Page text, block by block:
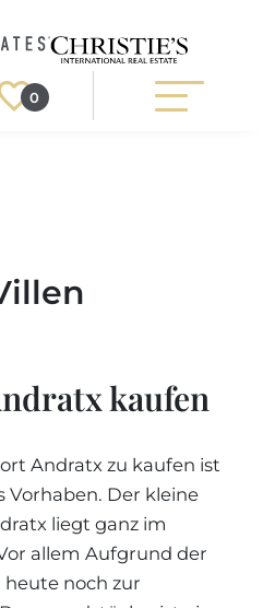
0
PORT ANDRATX
Villa
löschen
kaufen
Andratx zu kaufen ist
Vorhaben. Der kleine
liegt ganz im
allem Aufgrund der
noch zur